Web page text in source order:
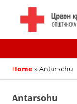
Home » Antarsohu
Antarsohu